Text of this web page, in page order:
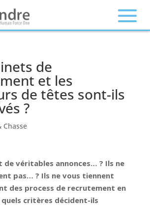
de
et les
de têtes sont-ils
?
Chasse
de véritables annonces… ? Ils ne
pas… ? Ils ne vous tiennent
des process de recrutement en
critères décident-ils